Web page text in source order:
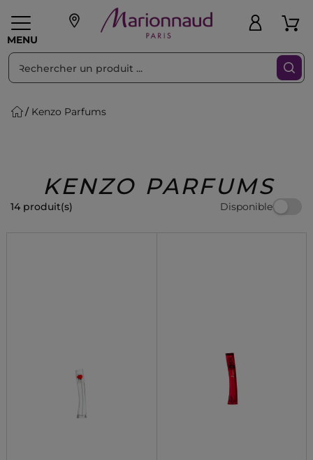
MENU
personnalisés
Beauty
Kenzo Parfums
KENZO PARFUMS
14 produit(s) Disponible
Trier par Filtres